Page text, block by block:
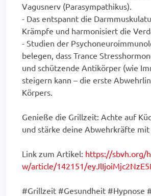
Vagusnerv (Parasympathikus).
- Das entspannt die
Krämpfe und harmonisiert die
- Studien der
belegen, dass Trance
und schützende Antikörper (wie
steigern kann – die erste
Körpers.
Genieße die Grillzeit: Achte auf
und stärke deine Abwehrkräfte mit
Link zum Artikel: https://sbvh.org/
w/article/142151/
#Grillzeit #Gesundheit #Hypnose